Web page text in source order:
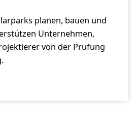
planen, bauen und
Unternehmen,
von der Prüfung